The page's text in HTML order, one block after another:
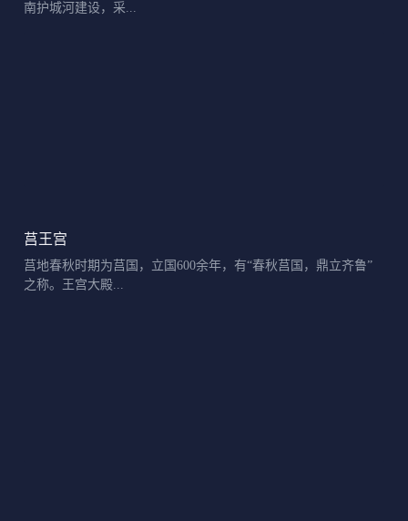
南护城河建设，采...
莒王宫
莒地春秋时期为莒国，立国600余年，有“春秋莒国，鼎立齐鲁”
之称。王宫大殿...